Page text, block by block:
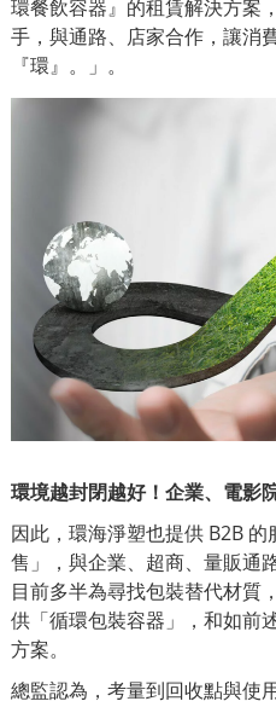
環餐飲容器』的租賃解決方案
手，與通路、店家合作，讓消
『環』。」。
環境越封閉越好！企業、電影
因此，環海淨塑也提供 B2B
售」，與企業、超商、量販通
目前多半為尋找包裝替代材質
供「循環包裝容器」，和如前
方案。
總監認為，考量到回收點與使